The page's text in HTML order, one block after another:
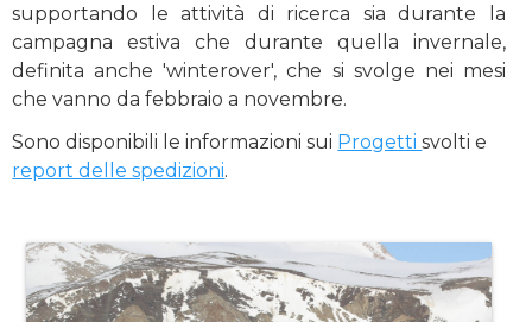
supportando le attività di ricerca sia durante la
campagna estiva che durante quella invernale,
definita anche 'winterover', che si svolge nei mesi
che vanno da febbraio a novembre.
Sono disponibili le informazioni sui Progettisvolti e
report delle spedizioni.